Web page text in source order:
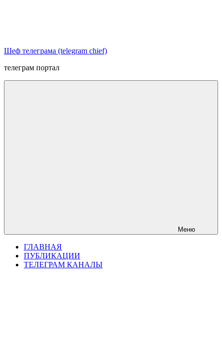
Шеф телеграма (telegram chief)
телеграм портал
Меню
ГЛАВНАЯ
ПУБЛИКАЦИИ
ТЕЛЕГРАМ КАНАЛЫ